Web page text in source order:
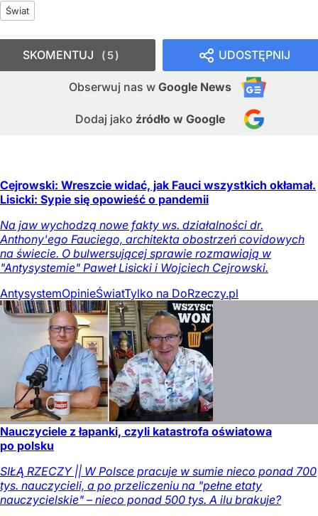
Świat
UDOSTĘPNIJ
Obserwuj nas w Google News
Dodaj jako źródło w Google
SKOMENTUJ 5
Cejrowski: Wreszcie widać, jak Fauci wszystkich okłamał.
Lisicki: Sypie się opowieść o pandemii
Na jaw wychodzą nowe fakty ws. działalności dr.
Anthony'ego Fauciego, architekta obostrzeń covidowych
na świecie. O bulwersującej sprawie rozmawiają w
"Antysystemie" Paweł Lisicki i Wojciech Cejrowski.
AntysystemOpinieŚwiatTylko na DoRzeczy.pl
Nauczyciele z łapanki, czyli katastrofa oświatowa
po polsku
SIŁĄ RZECZY || W Polsce pracuje w sumie nieco ponad 700
tys. nauczycieli, a po przeliczeniu na "pełne etaty
nauczycielskie" – nieco ponad 500 tys. A ilu brakuje?